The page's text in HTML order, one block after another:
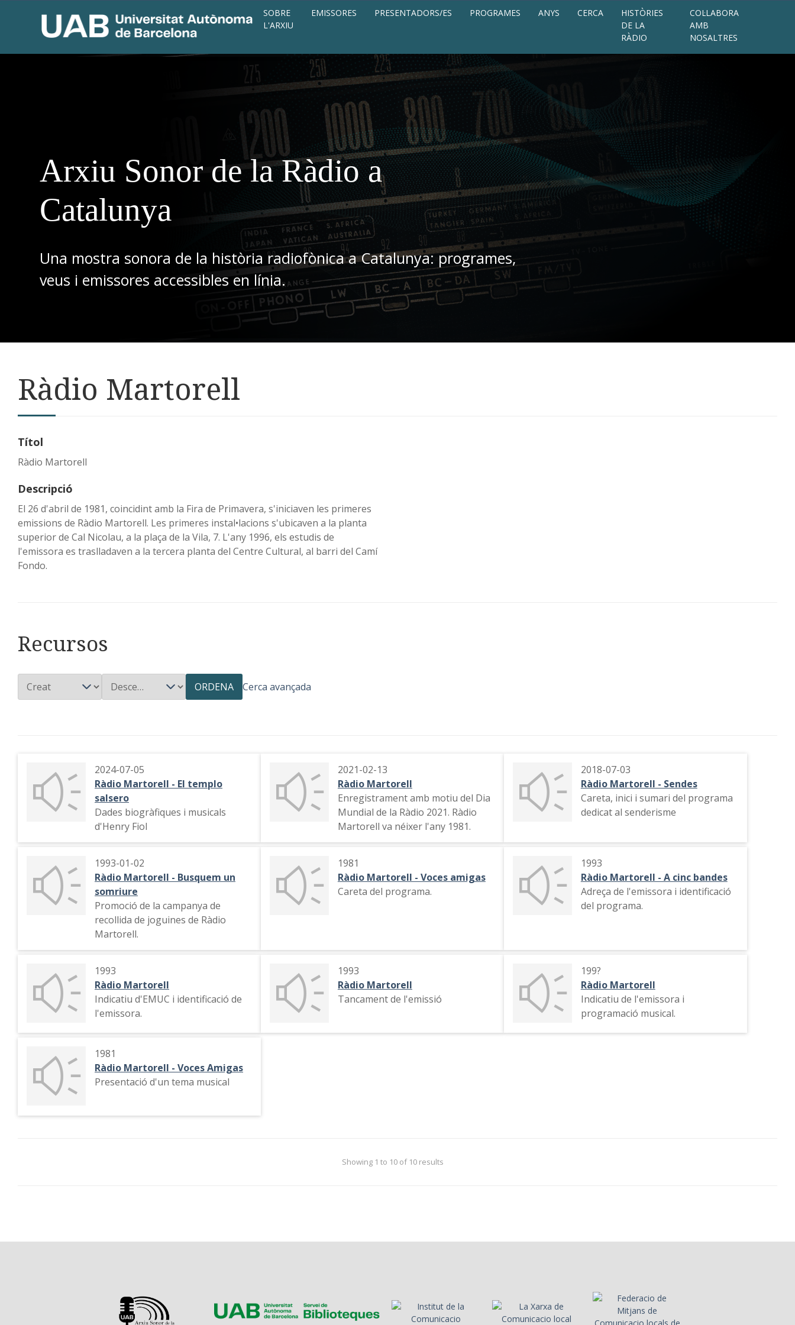
SOBRE
L'ARXIU
EMISSORES PRESENTADORS/ES PROGRAMES ANYS CERCA
HISTÒRIES
DE LA
RÀDIO
COL·LABORA
AMB
NOSALTRES
Arxiu Sonor de la Ràdio a
Catalunya
Una mostra sonora de la història radiofònica a Catalunya: programes,
veus i emissores accessibles en línia.
Ràdio Martorell
Títol
Ràdio Martorell
Descripció
El 26 d'abril de 1981, coincidint amb la Fira de Primavera, s'iniciaven les primeres
emissions de Ràdio Martorell. Les primeres instal•lacions s'ubicaven a la planta
superior de Cal Nicolau, a la plaça de la Vila, 7. L'any 1996, els estudis de
l'emissora es traslladaven a la tercera planta del Centre Cultural, al barri del Camí
Fondo.
Recursos
ORDENA Cerca avançada
2024-07-05
Ràdio Martorell - El templo
salsero
Dades biogràfiques i musicals
d'Henry Fiol
2021-02-13
Ràdio Martorell
Enregistrament amb motiu del Dia
Mundial de la Ràdio 2021. Ràdio
Martorell va néixer l'any 1981.
2018-07-03
Ràdio Martorell - Sendes
Careta, inici i sumari del programa
dedicat al senderisme
1993-01-02
Ràdio Martorell - Busquem un
somriure
Promoció de la campanya de
recollida de joguines de Ràdio
Martorell.
1981
Ràdio Martorell - Voces amigas
Careta del programa.
1993
Ràdio Martorell - A cinc bandes
Adreça de l'emissora i identificació
del programa.
1993
Ràdio Martorell
Indicatiu d'EMUC i identificació de
l'emissora.
1993
Ràdio Martorell
Tancament de l'emissió
199?
Ràdio Martorell
Indicatiu de l'emissora i
programació musical.
1981
Ràdio Martorell - Voces Amigas
Presentació d'un tema musical
Showing 1 to 10 of 10 results